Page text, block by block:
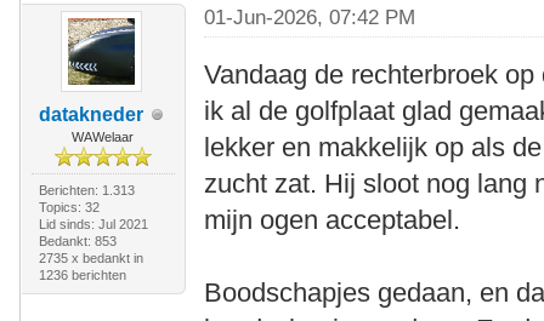
datakneder
WAWelaar
Berichten: 1.313
Topics: 32
Lid sinds: Jul 2021
Bedankt: 853
2735 x bedankt in
1236 berichten
01-Jun-2026, 07:42 PM
Vandaag de rechterbroek
ik al de golfplaat glad
lekker en makkelijk op als
zucht zat. Hij sloot nog lang
mijn ogen acceptabel.
Boodschapjes gedaan, en